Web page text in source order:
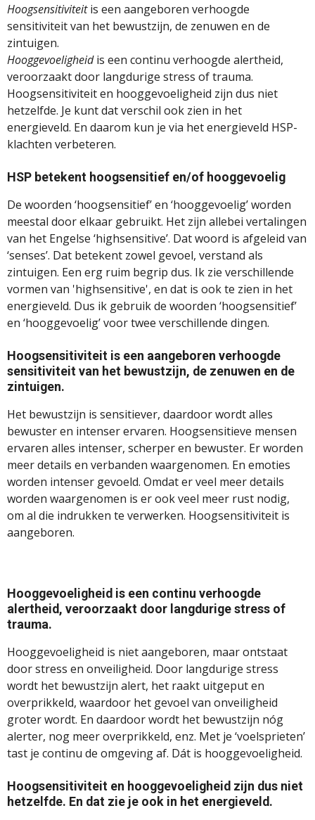
Hoogsensitiviteit is een aangeboren verhoogde
sensitiviteit van het bewustzijn, de zenuwen en de
zintuigen.
Hooggevoeligheid is een continu verhoogde alertheid,
veroorzaakt door langdurige stress of trauma.
Hoogsensitiviteit en hooggevoeligheid zijn dus niet
hetzelfde. Je kunt dat verschil ook zien in het
energieveld. En daarom kun je via het energieveld HSP-
klachten verbeteren.
HSP betekent hoogsensitief en/of hooggevoelig
De woorden ‘hoogsensitief’ en ‘hooggevoelig’ worden
meestal door elkaar gebruikt. Het zijn allebei vertalingen
van het Engelse ‘highsensitive’. Dat woord is afgeleid van
‘senses’. Dat betekent zowel gevoel, verstand als
zintuigen. Een erg ruim begrip dus. Ik zie verschillende
vormen van 'highsensitive', en dat is ook te zien in het
energieveld. Dus ik gebruik de woorden ‘hoogsensitief’
en ‘hooggevoelig’ voor twee verschillende dingen.
Hoogsensitiviteit is een aangeboren verhoogde
sensitiviteit van het bewustzijn, de zenuwen en de
zintuigen.
Het bewustzijn is sensitiever, daardoor wordt alles
bewuster en intenser ervaren. Hoogsensitieve mensen
ervaren alles intenser, scherper en bewuster. Er worden
meer details en verbanden waargenomen. En emoties
worden intenser gevoeld. Omdat er veel meer details
worden waargenomen is er ook veel meer rust nodig,
om al die indrukken te verwerken. Hoogsensitiviteit is
aangeboren.
Hooggevoeligheid is een continu verhoogde
alertheid, veroorzaakt door langdurige stress of
trauma.
Hooggevoeligheid is niet aangeboren, maar ontstaat
door stress en onveiligheid. Door langdurige stress
wordt het bewustzijn alert, het raakt uitgeput en
overprikkeld, waardoor het gevoel van onveiligheid
groter wordt. En daardoor wordt het bewustzijn nóg
alerter, nog meer overprikkeld, enz. Met je ‘voelsprieten’
tast je continu de omgeving af. Dát is hooggevoeligheid.
Hoogsensitiviteit en hooggevoeligheid zijn dus niet
hetzelfde. En dat zie je ook in het energieveld.